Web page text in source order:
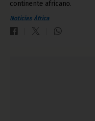
continente africano.
Noticias África